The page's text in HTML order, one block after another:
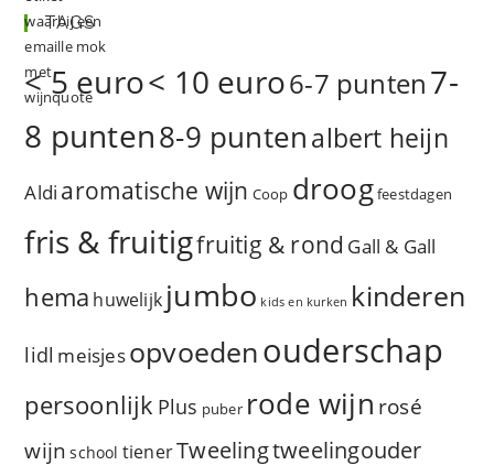
TAGS
< 5 euro< 10 euro6-7 punten7-
8 punten8-9 puntenalbert heijn
Aldi aromatische wijn Coop droogfeestdagen
fris & fruitigfruitig & rond Gall & Gall
hema huwelijk jumbo kids en kurken kinderen
lidl meisjesopvoedenouderschap
persoonlijk Plus puber rode wijn rosé
wijn school tienerTweelingtweelingouder